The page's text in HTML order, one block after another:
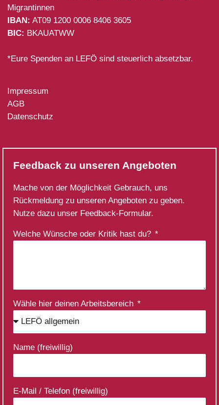
Migrantinnen
IBAN: AT09 1200 0006 8406 3605
BIC: BKAUATWW
*Eure Spenden an LEFÖ sind steuerlich absetzbar.
Impressum
AGB
Datenschutz
Feedback zu unseren Angeboten
Mache von der Möglichkeit Gebrauch, uns
Rückmeldung zu unseren Angeboten zu geben.
Nutze dazu unser Feedback-Formular.
Welche Wünsche oder Kritik hast du?
Wähle hier deinen Arbeitsbereich
Name (freiwillig)
E-Mail / Telefon (freiwillig)